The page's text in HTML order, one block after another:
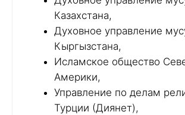
Казахстана,
Духовное управление
Кыргызстана,
Исламское общество
Америки,
Управление по делам
Турции (Диянет),